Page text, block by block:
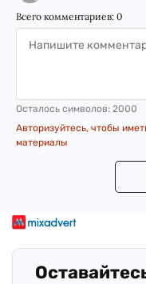
Всего комментариев: 0
Осталось символов: 2000
Авторизуйтесь, чтобы
материалы